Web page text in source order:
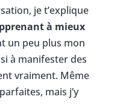
je t’explique
à mieux
un peu plus mon
à manifester des
vraiment. Même
mais j’y